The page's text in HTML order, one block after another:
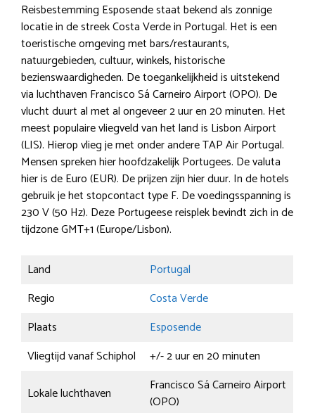
Reisbestemming Esposende staat bekend als zonnige
locatie in de streek Costa Verde in Portugal. Het is een
toeristische omgeving met bars/restaurants,
natuurgebieden, cultuur, winkels, historische
bezienswaardigheden. De toegankelijkheid is uitstekend
via luchthaven Francisco Sá Carneiro Airport (OPO). De
vlucht duurt al met al ongeveer 2 uur en 20 minuten. Het
meest populaire vliegveld van het land is Lisbon Airport
(LIS). Hierop vlieg je met onder andere TAP Air Portugal.
Mensen spreken hier hoofdzakelijk Portugees. De valuta
hier is de Euro (EUR). De prijzen zijn hier duur. In de hotels
gebruik je het stopcontact type F. De voedingsspanning is
230 V (50 Hz). Deze Portugeese reisplek bevindt zich in de
tijdzone GMT+1 (Europe/Lisbon).
Land
Portugal
Regio
Costa Verde
Plaats
Esposende
Vliegtijd vanaf Schiphol
+/- 2 uur en 20 minuten
Lokale luchthaven
Francisco Sá Carneiro Airport
(OPO)